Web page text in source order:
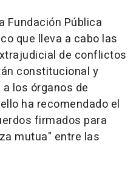
Fundación Pública
que lleva a cabo las
de conflictos
constitucional y
los órganos de
ha recomendado el
firmados para
mutua" entre las